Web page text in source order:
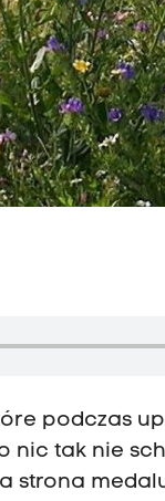
podczas
nic tak nie
strona